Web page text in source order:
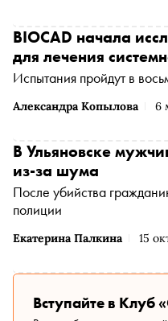
Александра Копылова 6
BIOCAD начала
для лечения
Испытания пройдут в
Екатерина Палкина 15
В Ульяновске
из-за шума
После убийства
полиции
Вступайте в Клуб